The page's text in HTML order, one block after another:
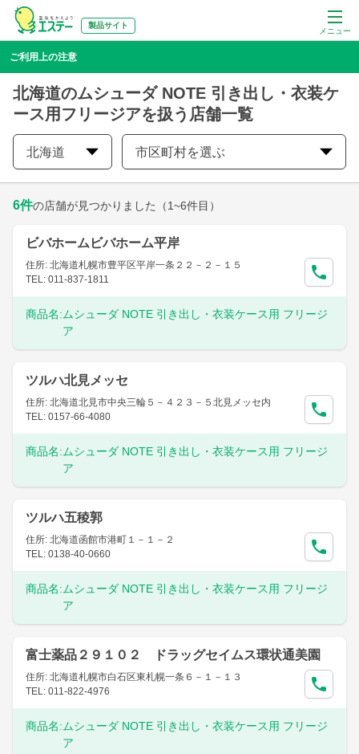
メニュー
製品サイト
ご利用上の注意
北海道のムシューダ NOTE 引き出し・衣装ケ
ース用フリージアを扱う店舗一覧
北海道 市区町村を選ぶ
6件の店舗が見つかりました （1~6件目）
ビバホームビバホーム平岸
住所: 北海道札幌市豊平区平岸一条２２－２－１５
TEL: 011-837-1811
商品名: ムシューダ NOTE 引き出し・衣装ケース用 フリージ
ア
ツルハ北見メッセ
住所: 北海道北見市中央三輪５－４２３－５北見メッセ内
TEL: 0157-66-4080
商品名: ムシューダ NOTE 引き出し・衣装ケース用 フリージ
ア
ツルハ五稜郭
住所: 北海道函館市港町１－１－２
TEL: 0138-40-0660
商品名: ムシューダ NOTE 引き出し・衣装ケース用 フリージ
ア
富士薬品２９１０２ ドラッグセイムス環状通美園
住所: 北海道札幌市白石区東札幌一条６－１－１３
TEL: 011-822-4976
商品名: ムシューダ NOTE 引き出し・衣装ケース用 フリージ
ア